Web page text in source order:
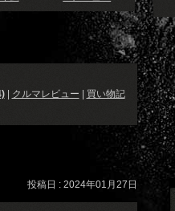
| クルマレビュー
買い物記
投稿日 : 2024年01月27日